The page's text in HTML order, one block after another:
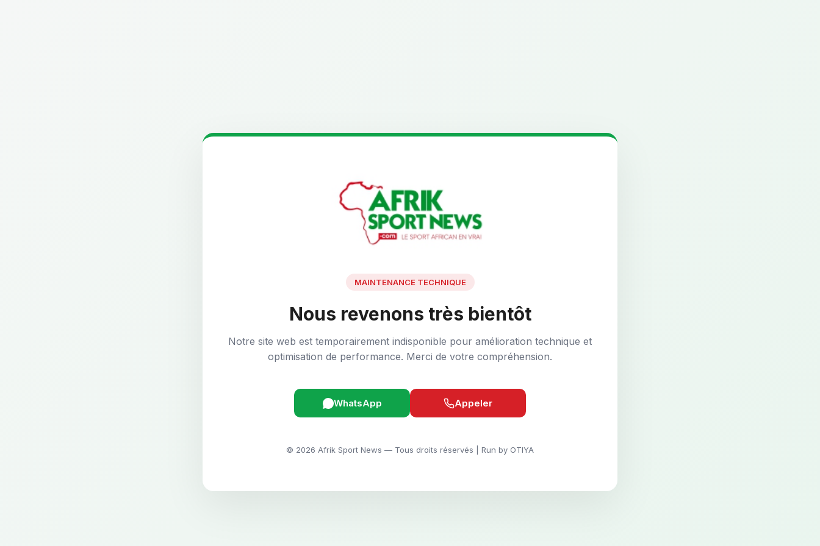
MAINTENANCE TECHNIQUE
Nous revenons très bientôt
Notre site web est temporairement indisponible pour amélioration technique et
optimisation de performance. Merci de votre compréhension.
WhatsApp Appeler
© 2026 Afrik Sport News — Tous droits réservés | Run by OTIYA